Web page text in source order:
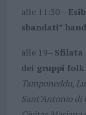
alle 11:30 –
sbandati” band
alle 19– Sfilata
dei gruppi folk
Tamponeddu,
Sant’Antonio di